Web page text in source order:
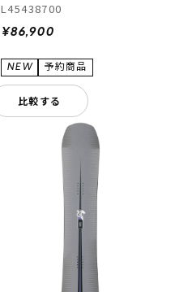
L45438700
¥86,900
比較する